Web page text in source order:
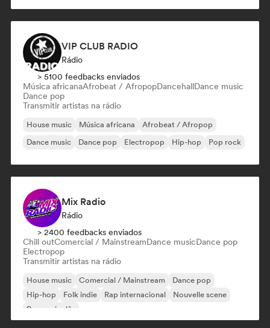
VIP CLUB RADIO
Rádio
> 5100 feedbacks enviados
Música africanaAfrobeat / AfropopDancehallDance music
Dance pop
Transmitir artistas na rádio
House music Música africana
Afrobeat / Afropop
Dance music
Dance pop Electropop Hip-hop Pop rock
Mix Radio
Rádio
> 2400 feedbacks enviados
Chill outComercial / MainstreamDance musicDance pop
Electropop
Transmitir artistas na rádio
House music Comercial / Mainstream
Dance pop
Hip-hop
Folk indie Rap internacional
Nouvelle scene
Rap em inglês